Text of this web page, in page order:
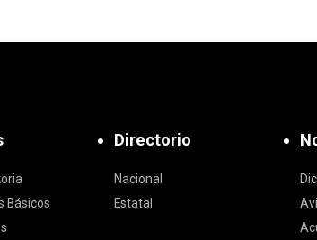
Básicos
Directorio
Nacional
Estatal